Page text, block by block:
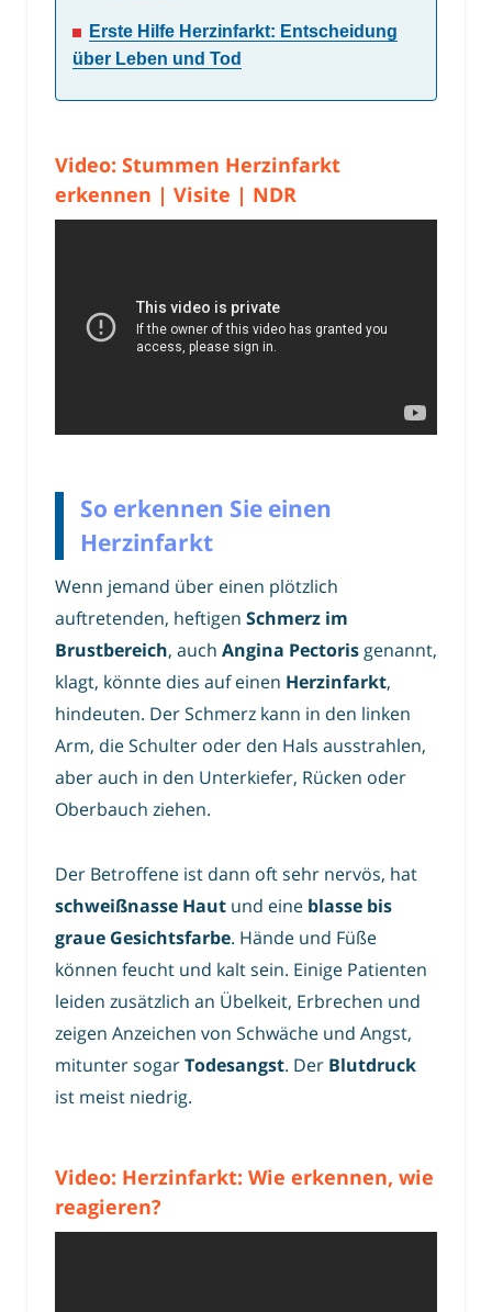
Erste Hilfe Herzinfarkt: Entscheidung
über Leben und Tod
Video: Stummen Herzinfarkt
erkennen | Visite | NDR
So erkennen Sie einen
Herzinfarkt
Wenn jemand über einen plötzlich
auftretenden, heftigen Schmerz im
Brustbereich, auch Angina Pectoris genannt,
klagt, könnte dies auf einen Herzinfarkt,
hindeuten. Der Schmerz kann in den linken
Arm, die Schulter oder den Hals ausstrahlen,
aber auch in den Unterkiefer, Rücken oder
Oberbauch ziehen.
Der Betroffene ist dann oft sehr nervös, hat
schweißnasse Haut und eine blasse bis
graue Gesichtsfarbe. Hände und Füße
können feucht und kalt sein. Einige Patienten
leiden zusätzlich an Übelkeit, Erbrechen und
zeigen Anzeichen von Schwäche und Angst,
mitunter sogarTodesangst. Der Blutdruck
ist meist niedrig.
Video: Herzinfarkt: Wie erkennen, wie
reagieren?